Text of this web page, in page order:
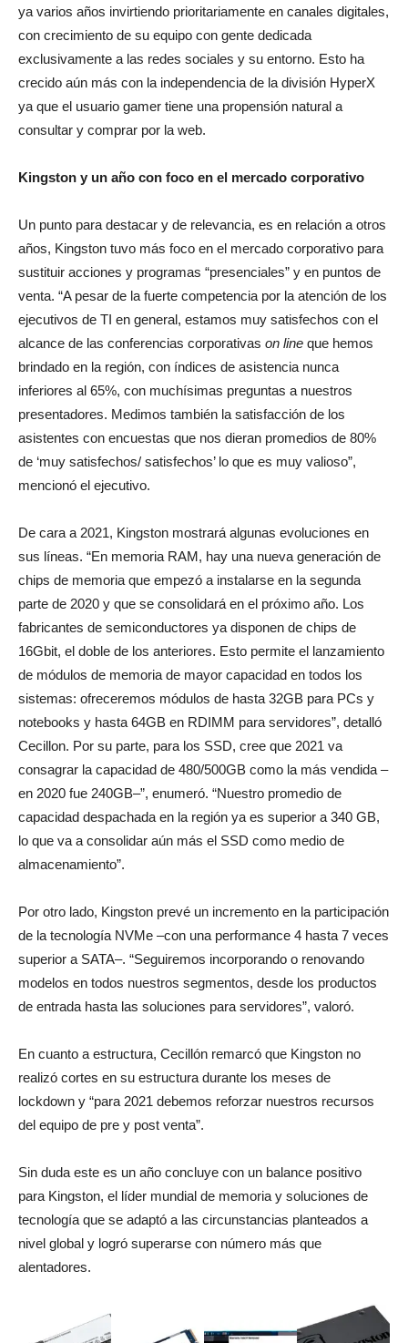
ya varios años invirtiendo prioritariamente en canales digitales,
con crecimiento de su equipo con gente dedicada
exclusivamente a las redes sociales y su entorno. Esto ha
crecido aún más con la independencia de la división HyperX
ya que el usuario gamer tiene una propensión natural a
consultar y comprar por la web.
Kingston y un año con foco en el mercado corporativo
Un punto para destacar y de relevancia, es en relación a otros
años, Kingston tuvo más foco en el mercado corporativo para
sustituir acciones y programas “presenciales” y en puntos de
venta. “A pesar de la fuerte competencia por la atención de los
ejecutivos de TI en general, estamos muy satisfechos con el
alcance de las conferencias corporativas on line que hemos
brindado en la región, con índices de asistencia nunca
inferiores al 65%, con muchísimas preguntas a nuestros
presentadores. Medimos también la satisfacción de los
asistentes con encuestas que nos dieran promedios de 80%
de ‘muy satisfechos/ satisfechos’ lo que es muy valioso”,
mencionó el ejecutivo.
De cara a 2021, Kingston mostrará algunas evoluciones en
sus líneas. “En memoria RAM, hay una nueva generación de
chips de memoria que empezó a instalarse en la segunda
parte de 2020 y que se consolidará en el próximo año. Los
fabricantes de semiconductores ya disponen de chips de
16Gbit, el doble de los anteriores. Esto permite el lanzamiento
de módulos de memoria de mayor capacidad en todos los
sistemas: ofreceremos módulos de hasta 32GB para PCs y
notebooks y hasta 64GB en RDIMM para servidores”, detalló
Cecillon. Por su parte, para los SSD, cree que 2021 va
consagrar la capacidad de 480/500GB como la más vendida –
en 2020 fue 240GB–”, enumeró. “Nuestro promedio de
capacidad despachada en la región ya es superior a 340 GB,
lo que va a consolidar aún más el SSD como medio de
almacenamiento”.
Por otro lado, Kingston prevé un incremento en la participación
de la tecnología NVMe –con una performance 4 hasta 7 veces
superior a SATA–. “Seguiremos incorporando o renovando
modelos en todos nuestros segmentos, desde los productos
de entrada hasta las soluciones para servidores”, valoró.
En cuanto a estructura, Cecillón remarcó que Kingston no
realizó cortes en su estructura durante los meses de
lockdown y “para 2021 debemos reforzar nuestros recursos
del equipo de pre y post venta”.
Sin duda este es un año concluye con un balance positivo
para Kingston, el líder mundial de memoria y soluciones de
tecnología que se adaptó a las circunstancias planteados a
nivel global y logró superarse con número más que
alentadores.